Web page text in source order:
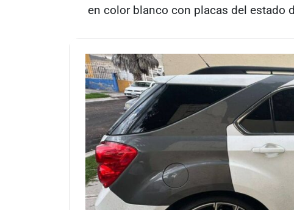
en color blanco con placas del estado